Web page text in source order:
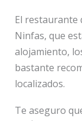
El restaurante
Ninfas, que
alojamiento,
bastante
localizados.
Te aseguro